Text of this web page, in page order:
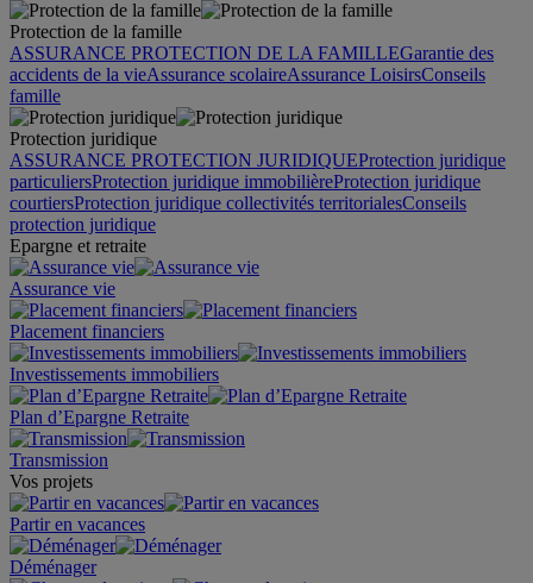
Protection de la famille
ASSURANCE PROTECTION DE LA FAMILLEGarantie des
accidents de la vieAssurance scolaireAssurance LoisirsConseils
famille
Protection juridique
ASSURANCE PROTECTION JURIDIQUEProtection juridique
particuliersProtection juridique immobilièreProtection juridique
courtiersProtection juridique collectivités territorialesConseils
protection juridique
Epargne et retraite
Assurance vie
Placement financiers
Investissements immobiliers
Plan d’Epargne Retraite
Transmission
Vos projets
Partir en vacances
Déménager